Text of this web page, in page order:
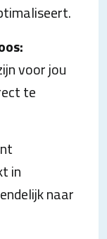
voor jou
te
in
naar